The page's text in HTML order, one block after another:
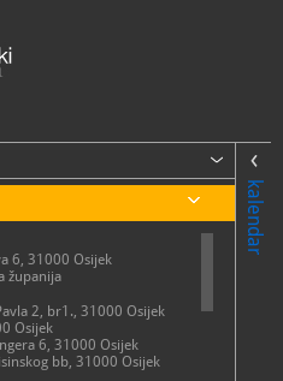
kalendar
6, 31000 Osijek
županija
2, br1., 31000 Osijek
Osijek
6, 31000 Osijek
bb, 31000 Osijek